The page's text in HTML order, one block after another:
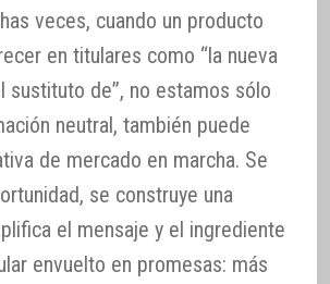
veces, cuando un producto
en titulares como “la nueva
sustituto de”, no estamos sólo
neutral, también puede
de mercado en marcha. Se
se construye una
el mensaje y el ingrediente
envuelto en promesas: más